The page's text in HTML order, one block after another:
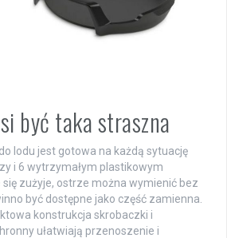
być taka straszna
lodu jest gotowa na każdą sytuację
i 6 wytrzymałym plastikowym
zużyje, ostrze można wymienić bez
być dostępne jako część zamienna.
konstrukcja skrobaczki i
ułatwiają przenoszenie i